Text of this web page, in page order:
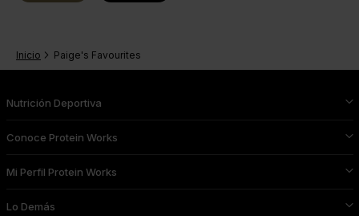
Inicio Paige's Favourites
Nutrición Deportiva
Conoce Protein Works
Mi Perfil Protein Works
Lo Demás